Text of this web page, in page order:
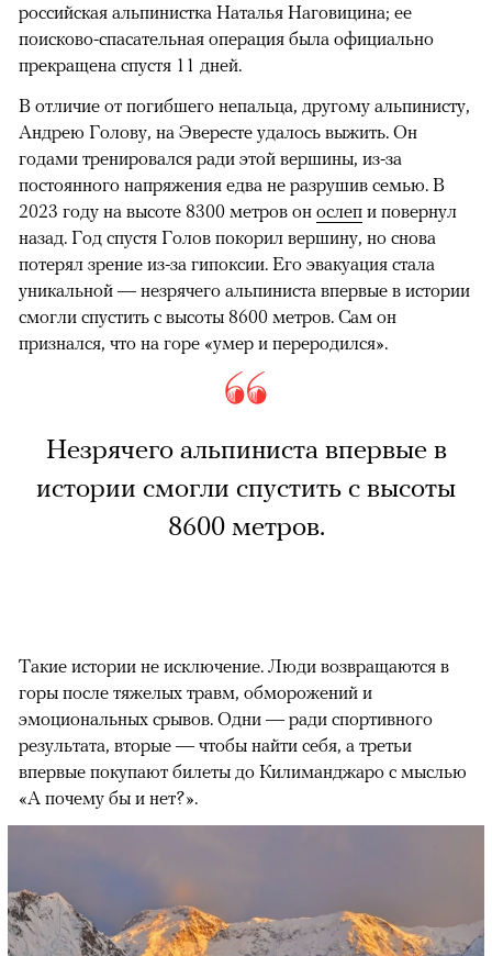
российская альпинистка Наталья Наговицина; ее
поисково-спасательная операция была официально
прекращена спустя 11 дней.
В отличие от погибшего непальца, другому альпинисту,
Андрею Голову, на Эвересте удалось выжить. Он
годами тренировался ради этой вершины, из-за
постоянного напряжения едва не разрушив семью. В
2023 году на высоте 8300 метров он ослеп и повернул
назад. Год спустя Голов покорил вершину, но снова
потерял зрение из-за гипоксии. Его эвакуация стала
уникальной — незрячего альпиниста впервые в истории
смогли спустить с высоты 8600 метров. Сам он
признался, что на горе «умер и переродился».
Незрячего альпиниста впервые в
истории смогли спустить с высоты
8600 метров.
Такие истории не исключение. Люди возвращаются в
горы после тяжелых травм, обморожений и
эмоциональных срывов. Одни — ради спортивного
результата, вторые — чтобы найти себя, а третьи
впервые покупают билеты до Килиманджаро с мыслью
«А почему бы и нет?».